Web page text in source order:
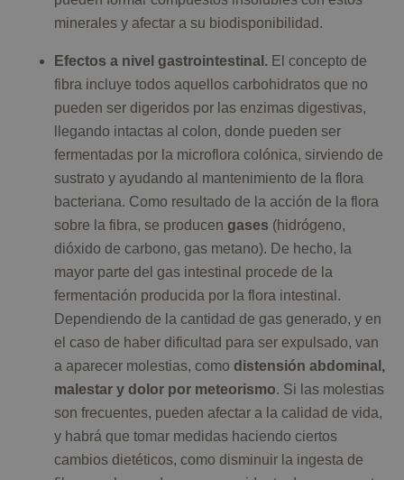
minerales y afectar a su biodisponibilidad.
Efectos a nivel gastrointestinal. El concepto de
fibra incluye todos aquellos carbohidratos que no
pueden ser digeridos por las enzimas digestivas,
llegando intactas al colon, donde pueden ser
fermentadas por la microflora colónica, sirviendo de
sustrato y ayudando al mantenimiento de la flora
bacteriana. Como resultado de la acción de la flora
sobre la fibra, se producen gases (hidrógeno,
dióxido de carbono, gas metano). De hecho, la
mayor parte del gas intestinal procede de la
fermentación producida por la flora intestinal.
Dependiendo de la cantidad de gas generado, y en
el caso de haber dificultad para ser expulsado, van
a aparecer molestias, como distensión abdominal,
malestar y dolor por meteorismo. Si las molestias
son frecuentes, pueden afectar a la calidad de vida,
y habrá que tomar medidas haciendo ciertos
cambios dietéticos, como disminuir la ingesta de